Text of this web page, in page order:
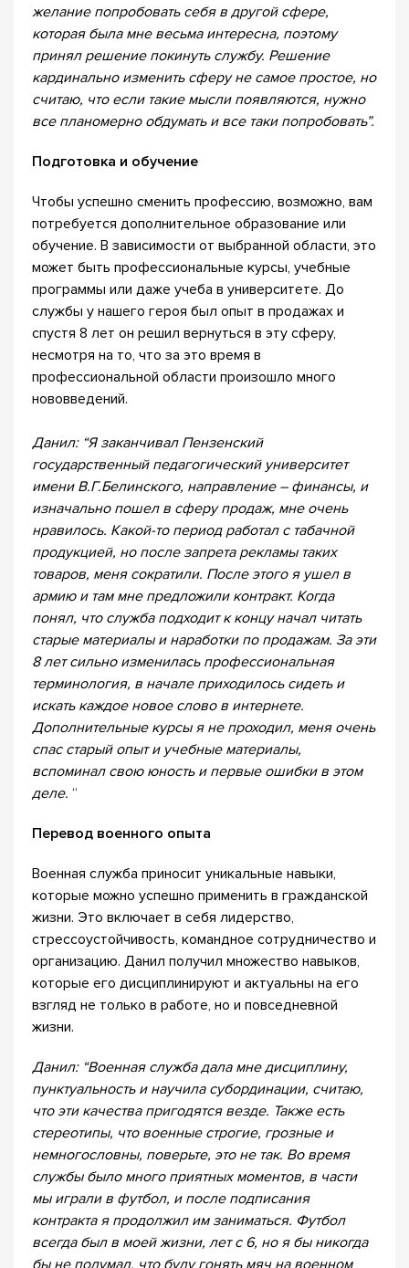
желание попробовать себя в другой сфере,
которая была мне весьма интересна, поэтому
принял решение покинуть службу. Решение
кардинально изменить сферу не самое простое, но
считаю, что если такие мысли появляются, нужно
все планомерно обдумать и все таки попробовать”.
Подготовка и обучение
Чтобы успешно сменить профессию, возможно, вам
потребуется дополнительное образование или
обучение. В зависимости от выбранной области, это
может быть профессиональные курсы, учебные
программы или даже учеба в университете. До
службы у нашего героя был опыт в продажах и
спустя 8 лет он решил вернуться в эту сферу,
несмотря на то, что за это время в
профессиональной области произошло много
нововведений.
Данил: “Я заканчивал Пензенский
государственный педагогический университет
имени В.Г.Белинского, направление – финансы, и
изначально пошел в сферу продаж, мне очень
нравилось. Какой-то период работал с табачной
продукцией, но после запрета рекламы таких
товаров, меня сократили. После этого я ушел в
армию и там мне предложили контракт. Когда
понял, что служба подходит к концу начал читать
старые материалы и наработки по продажам. За эти
8 лет сильно изменилась профессиональная
терминология, в начале приходилось сидеть и
искать каждое новое слово в интернете.
Дополнительные курсы я не проходил, меня очень
спас старый опыт и учебные материалы,
вспоминал свою юность и первые ошибки в этом
деле. “
Перевод военного опыта
Военная служба приносит уникальные навыки,
которые можно успешно применить в гражданской
жизни. Это включает в себя лидерство,
стрессоустойчивость, командное сотрудничество и
организацию. Данил получил множество навыков,
которые его дисциплинируют и актуальны на его
взгляд не только в работе, но и повседневной
жизни.
Данил: “Военная служба дала мне дисциплину,
пунктуальность и научила субординации, считаю,
что эти качества пригодятся везде. Также есть
стереотипы, что военные строгие, грозные и
немногословны, поверьте, это не так. Во время
службы было много приятных моментов, в части
мы играли в футбол, и после подписания
контракта я продолжил им заниматься. Футбол
всегда был в моей жизни, лет с 6, но я бы никогда
бы не подумал, что буду гонять мяч на военном